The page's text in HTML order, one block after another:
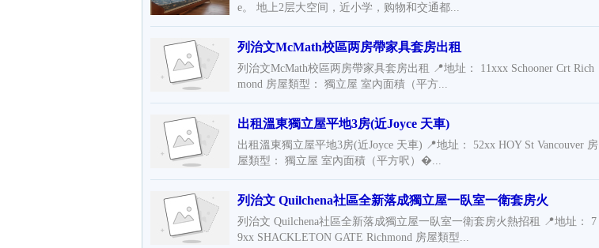
e。 地上2层大空间，近小学，购物和交通都...
列治文McMath校區两房帶家具套房出租
列治文McMath校區两房帶家具套房出租 📍地址： 11xxx Schooner Crt Rich
mond 房屋類型： 獨立屋 室內面積（平方...
出租溫東獨立屋平地3房(近Joyce 天車)
出租溫東獨立屋平地3房(近Joyce 天車) 📍地址： 52xx HOY St Vancouver 房
屋類型： 獨立屋 室內面積（平方呎）�...
列治文 Quilchena社區全新落成獨立屋一臥室一衛套房火
列治文 Quilchena社區全新落成獨立屋一臥室一衛套房火熱招租 📍地址： 7
9xx SHACKLETON GATE Richmond 房屋類型...